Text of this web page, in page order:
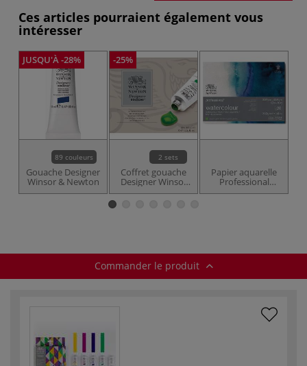
Ces articles pourraient également vous
intéresser
JUSQU'À -28%
89 couleurs
Gouache Designer
Winsor & Newton
-25%
2 sets
Coffret gouache
Designer Winsor
& Newton
Papier aquarelle
Professional
Watercolour
Commander le produit